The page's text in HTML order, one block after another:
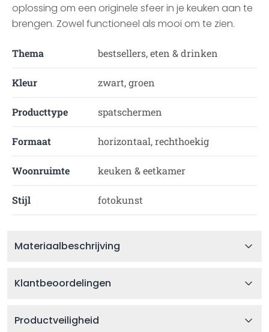
oplossing om een originele sfeer in je keuken aan te
brengen. Zowel functioneel als mooi om te zien.
Thema bestsellers, eten & drinken
Kleur zwart, groen
Producttype spatschermen
Formaat horizontaal, rechthoekig
Woonruimte keuken & eetkamer
Stijl fotokunst
Materiaalbeschrijving
Klantbeoordelingen
Productveiligheid